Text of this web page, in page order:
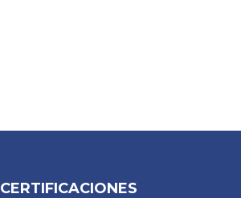
CERTIFICACIONES